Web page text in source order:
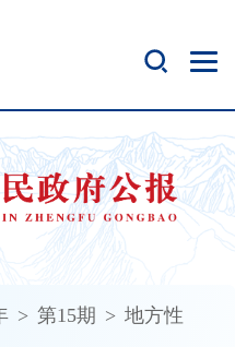
> 第15期 > 地方性